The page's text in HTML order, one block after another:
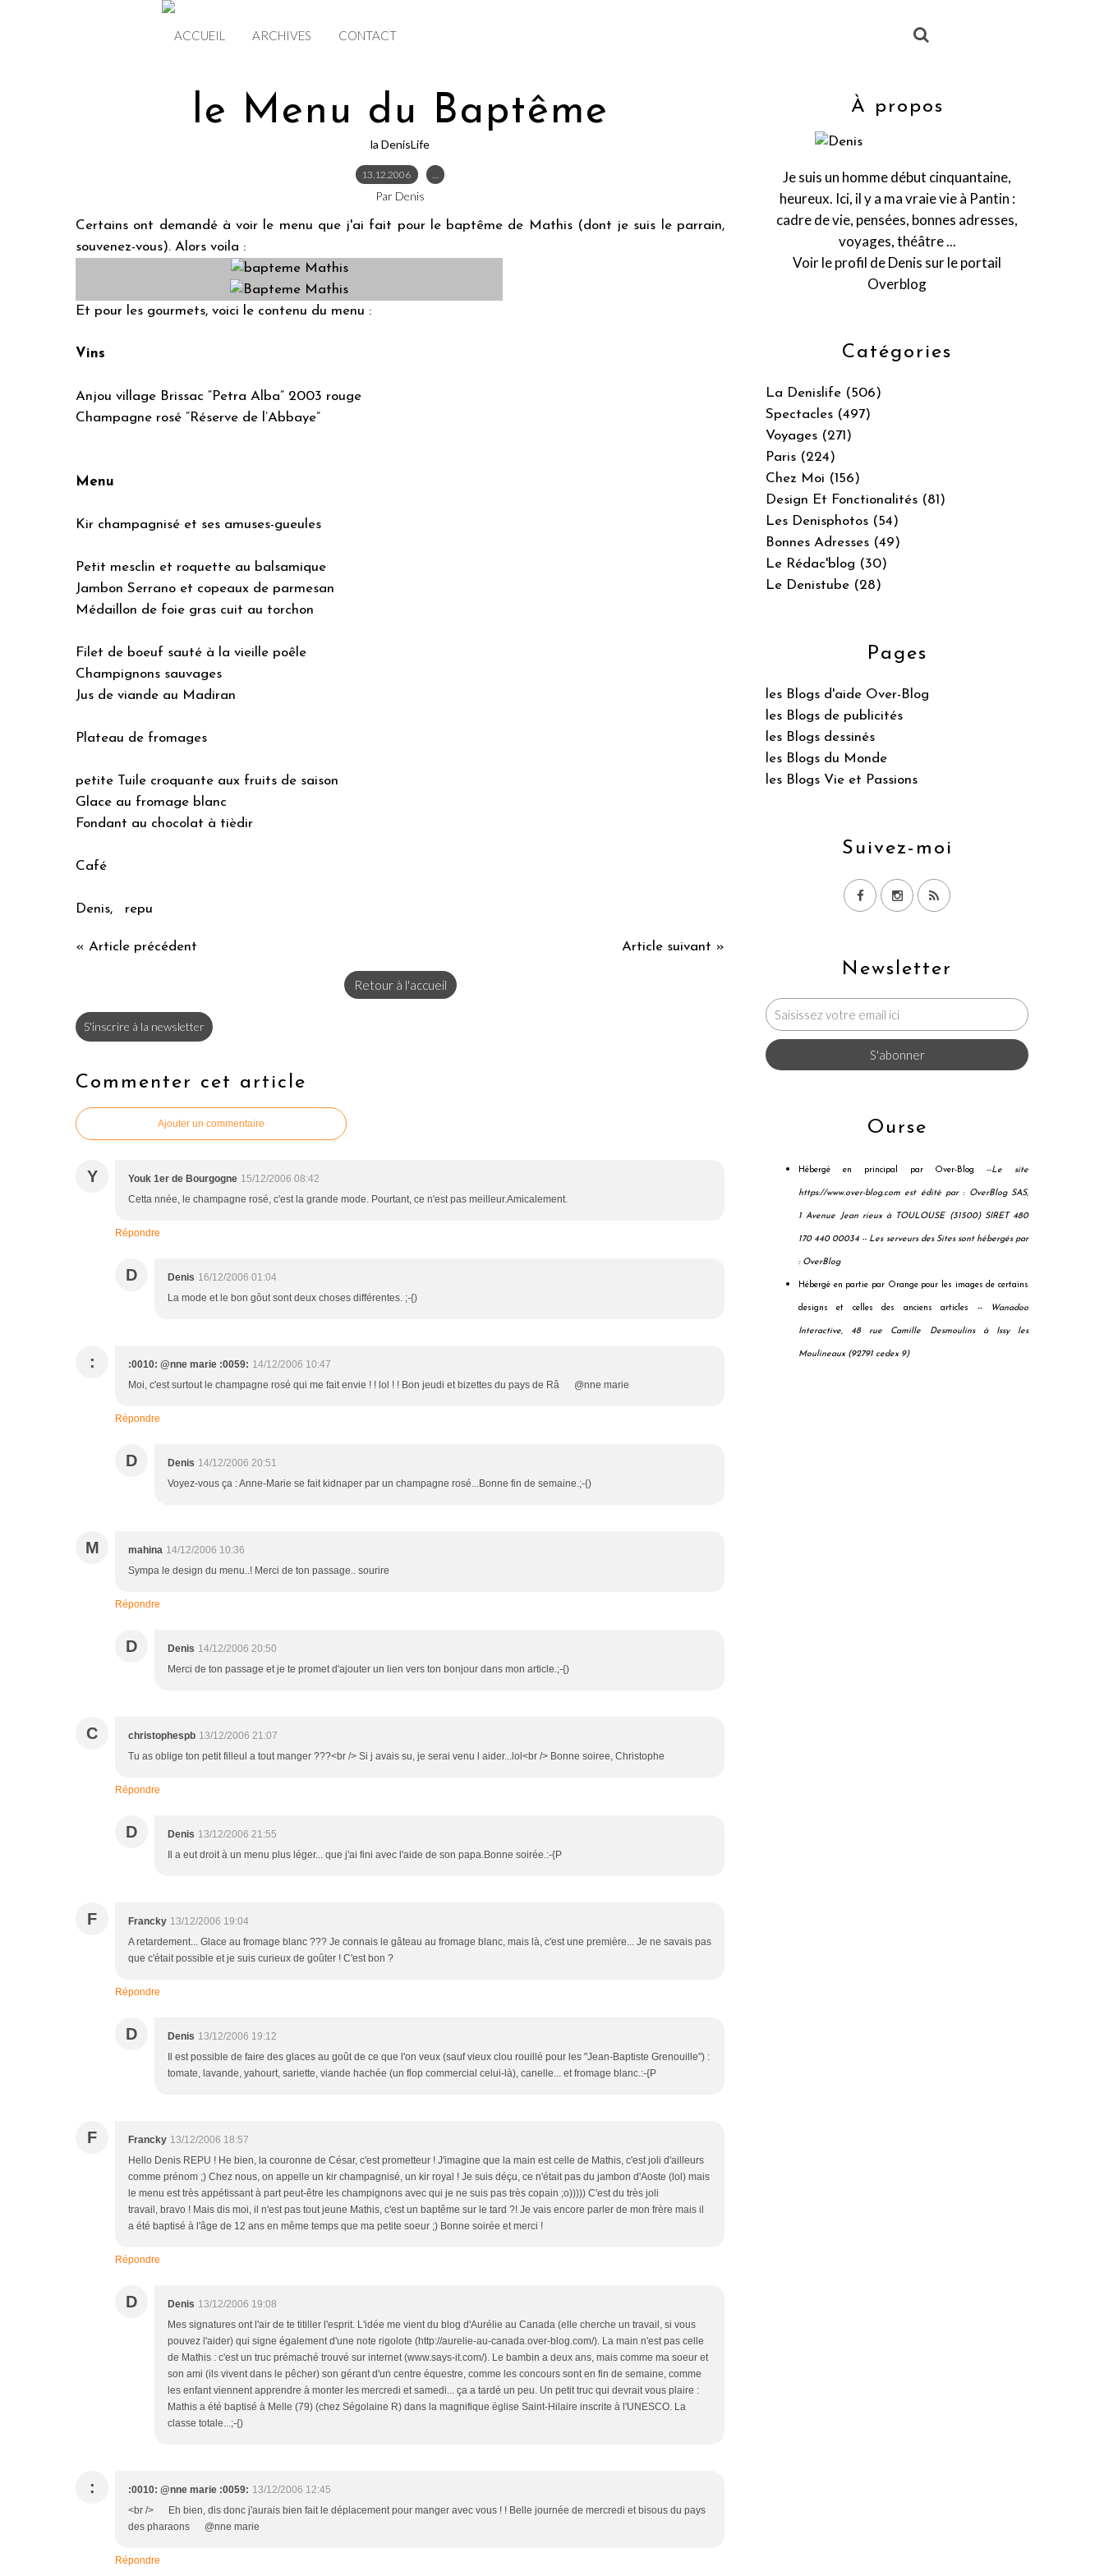
ACCUEIL ARCHIVES CONTACT
le Menu du Baptême
la DenisLife
13.12.2006 …
Par Denis
Certains ont demandé à voir le menu que j'ai fait pour le baptême de Mathis (dont je suis le parrain,
souvenez-vous). Alors voila :
Et pour les gourmets, voici le contenu du menu :
Vins
Anjou village Brissac “Petra Alba” 2003 rouge
Champagne rosé “Réserve de l’Abbaye”
Menu
Kir champagnisé et ses amuses-gueules
Petit mesclin et roquette au balsamique
Jambon Serrano et copeaux de parmesan
Médaillon de foie gras cuit au torchon
Filet de boeuf sauté à la vieille poêle
Champignons sauvages
Jus de viande au Madiran
Plateau de fromages
petite Tuile croquante aux fruits de saison
Glace au fromage blanc
Fondant au chocolat à tièdir
Café
Denis, repu
« Article précédent Article suivant »
Retour à l'accueil
S'inscrire à la newsletter
Commenter cet article
Ajouter un commentaire
Y Youk 1er de Bourgogne 15/12/2006 08:42
Cetta nnée, le champagne rosé, c'est la grande mode. Pourtant, ce n'est pas meilleur.Amicalement.
Répondre
D Denis 16/12/2006 01:04
La mode et le bon gôut sont deux choses différentes. ;-{)
: :0010: @nne marie :0059: 14/12/2006 10:47
Moi, c'est surtout le champagne rosé qui me fait envie ! ! lol ! ! Bon jeudi et bizettes du pays de Râ @nne marie
Répondre
D Denis 14/12/2006 20:51
Voyez-vous ça : Anne-Marie se fait kidnaper par un champagne rosé...Bonne fin de semaine.;-{)
M mahina 14/12/2006 10:36
Sympa le design du menu..! Merci de ton passage.. sourire
Répondre
D Denis 14/12/2006 20:50
Merci de ton passage et je te promet d'ajouter un lien vers ton bonjour dans mon article.;-{)
C christophespb 13/12/2006 21:07
Tu as oblige ton petit filleul a tout manger ???<br /> Si j avais su, je serai venu l aider...lol<br /> Bonne soiree, Christophe
Répondre
D Denis 13/12/2006 21:55
Il a eut droit à un menu plus léger... que j'ai fini avec l'aide de son papa.Bonne soirée.:-{P
F Francky 13/12/2006 19:04
A retardement... Glace au fromage blanc ??? Je connais le gâteau au fromage blanc, mais là, c'est une première... Je ne savais pas
que c'était possible et je suis curieux de goûter ! C'est bon ?
Répondre
D Denis 13/12/2006 19:12
Il est possible de faire des glaces au goût de ce que l'on veux (sauf vieux clou rouillé pour les "Jean-Baptiste Grenouille") :
tomate, lavande, yahourt, sariette, viande hachée (un flop commercial celui-là), canelle... et fromage blanc.:-{P
F Francky 13/12/2006 18:57
Hello Denis REPU ! He bien, la couronne de César, c'est prometteur ! J'imagine que la main est celle de Mathis, c'est joli d'ailleurs
comme prénom ;) Chez nous, on appelle un kir champagnisé, un kir royal ! Je suis déçu, ce n'était pas du jambon d'Aoste (lol) mais
le menu est très appétissant à part peut-être les champignons avec qui je ne suis pas très copain ;o))))) C'est du très joli
travail, bravo ! Mais dis moi, il n'est pas tout jeune Mathis, c'est un baptême sur le tard ?! Je vais encore parler de mon frère mais il
a été baptisé à l'âge de 12 ans en même temps que ma petite soeur ;) Bonne soirée et merci !
Répondre
D Denis 13/12/2006 19:08
Mes signatures ont l'air de te titiller l'esprit. L'idée me vient du blog d'Aurélie au Canada (elle cherche un travail, si vous
pouvez l'aider) qui signe également d'une note rigolote (http://aurelie-au-canada.over-blog.com/). La main n'est pas celle
de Mathis : c'est un truc prémaché trouvé sur internet (www.says-it.com/). Le bambin a deux ans, mais comme ma soeur et
son ami (ils vivent dans le pêcher) son gérant d'un centre équestre, comme les concours sont en fin de semaine, comme
les enfant viennent apprendre à monter les mercredi et samedi... ça a tardé un peu. Un petit truc qui devrait vous plaire :
Mathis a été baptisé à Melle (79) (chez Ségolaine R) dans la magnifique église Saint-Hilaire inscrite à l'UNESCO. La
classe totale...;-{)
: :0010: @nne marie :0059: 13/12/2006 12:45
<br /> Eh bien, dis donc j'aurais bien fait le déplacement pour manger avec vous ! ! Belle journée de mercredi et bisous du pays
des pharaons @nne marie
Répondre
Newsletter
Catégories
La Denislife (506)
Spectacles (497)
Voyages (271)
Paris (224)
Chez Moi (156)
Design Et Fonctionalités (81)
Les Denisphotos (54)
Bonnes Adresses (49)
Le Rédac'blog (30)
Le Denistube (28)
Pages
les Blogs d'aide Over-Blog
les Blogs de publicités
les Blogs dessinés
les Blogs du Monde
les Blogs Vie et Passions
Suivez-moi
À propos
Je suis un homme début cinquantaine,
heureux. Ici, il y a ma vraie vie à Pantin :
cadre de vie, pensées, bonnes adresses,
voyages, théâtre ...
Voir le profil deDenis sur le portail
Overblog
Ourse
Hébergé en principal par Over-Blog --Le site
https://www.over-blog.com est édité par : OverBlog SAS,
1 Avenue Jean rieux à TOULOUSE (31500) SIRET 480
170 440 00034 -- Les serveurs des Sites sont hébergés par
: OverBlog
Hébergé en partie par Orange pour les images de certains
designs et celles des anciens articles -- Wanadoo
Interactive, 48 rue Camille Desmoulins à Issy les
Moulineaux (92791 cedex 9)